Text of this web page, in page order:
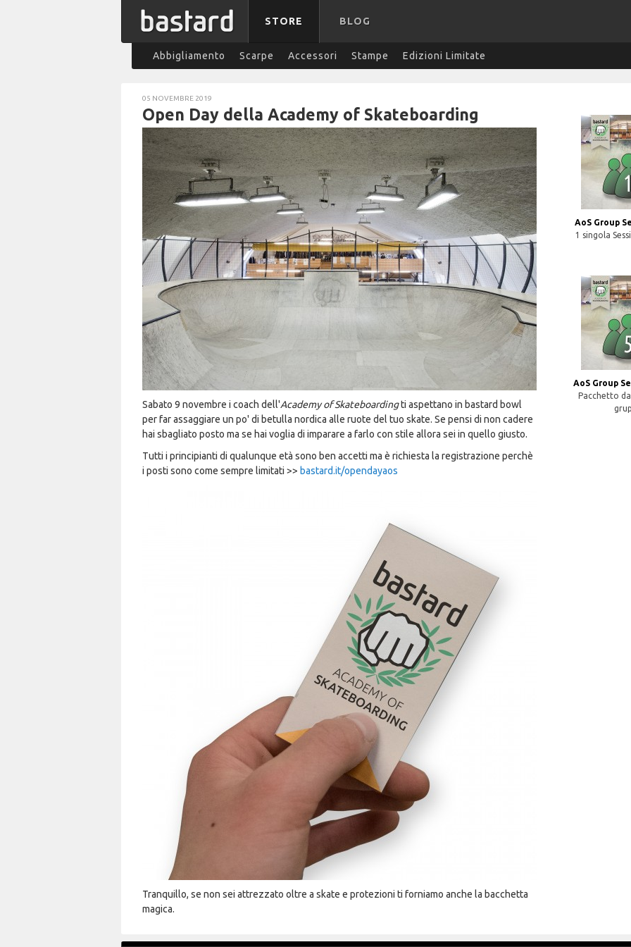
STORE BLOG
Abbigliamento Scarpe Accessori Stampe Edizioni Limitate
05 NOVEMBRE 2019
Open Day della Academy of Skateboarding
Sabato 9 novembre i coach dell'Academy of Skateboardingti aspettano in bastard bowl
per far assaggiare un po' di betulla nordica alle ruote del tuo skate. Se pensi di non cadere
hai sbagliato posto ma se hai voglia di imparare a farlo con stile allora sei in quello giusto.
Tutti i principianti di qualunque età sono ben accetti ma è richiesta la registrazione perchè
i posti sono come sempre limitati >> bastard.it/opendayaos
Tranquillo, se non sei attrezzato oltre a skate e protezioni ti forniamo anche la bacchetta
magica.
AoS Group
1 singola
AoS Group
Pacchetto